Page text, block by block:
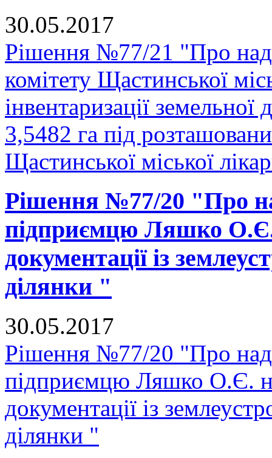
30.05.2017
Рішення №77/21 "Про
комітету Щастинської
інвентаризації
3,5482 га під
Щастинської міської
Рішення №77/20 "Про
підприємцю Ляшко О.Є.
документації із
ділянки "
30.05.2017
Рішення №77/20 "Про
підприємцю Ляшко О.Є.
документації із
ділянки "